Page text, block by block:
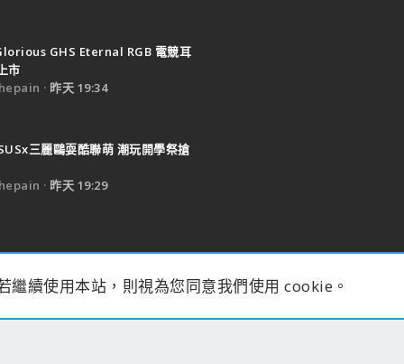
GHS Eternal RGB 電競耳
市
昨天 19:34
三麗鷗耍酷聯萌 潮玩開學祭搶
昨天 19:29
add-ons by ThemeHouse
繼續使用本站，則視為您同意我們使用 cookie。